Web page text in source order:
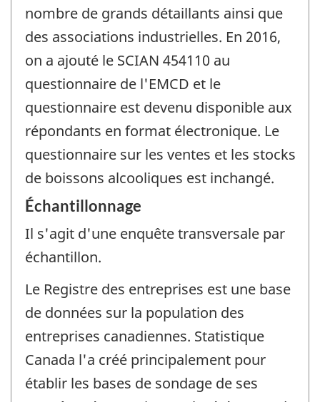
nombre de grands détaillants ainsi que
des associations industrielles. En 2016,
on a ajouté le SCIAN 454110 au
questionnaire de l'EMCD et le
questionnaire est devenu disponible aux
répondants en format électronique. Le
questionnaire sur les ventes et les stocks
de boissons alcooliques est inchangé.
Échantillonnage
Il s'agit d'une enquête transversale par
échantillon.
Le Registre des entreprises est une base
de données sur la population des
entreprises canadiennes. Statistique
Canada l'a créé principalement pour
établir les bases de sondage de ses